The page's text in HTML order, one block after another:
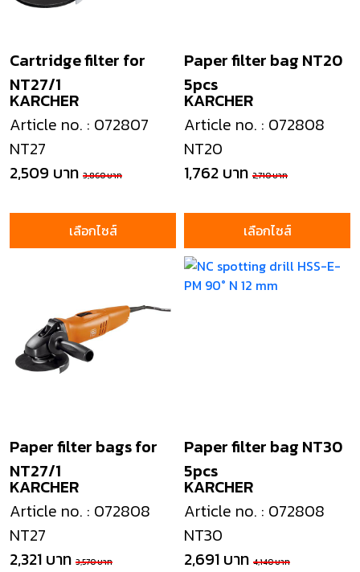
KARCHER
Cartridge filter for
NT27/1
Article no. : 072807
NT27
2,509 บาท 3,860 บาท
เลือกไซส์
KARCHER
Paper filter bag NT20
5pcs
Article no. : 072808
NT20
1,762 บาท 2,710 บาท
เลือกไซส์
KARCHER
Paper filter bags for
NT27/1
Article no. : 072808
NT27
2,321 บาท 3,570 บาท
KARCHER
Paper filter bag NT30
5pcs
Article no. : 072808
NT30
2,691 บาท 4,140 บาท